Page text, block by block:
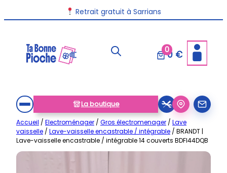
au
Retrait gratuit à Sarrians
Livraison disponible dans toute la France
00 €
La boutique
Accueil / Electroménager / Gros électromenager / Lave
vaisselle / Lave-vaisselle encastrable / intégrable / BRANDT |
Lave-vaisselle encastrable / intégrable 14 couverts BDFI44DQB